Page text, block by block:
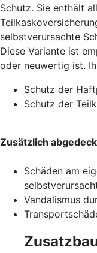
Schutz. Sie enthält
selbstverursachte
Diese Variante ist
oder neuwertig ist.
Schutz der
Schutz der
Zusätzlich
Schäden am
Vandalismus